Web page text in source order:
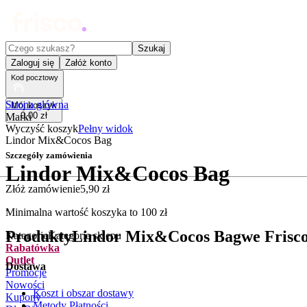
Czego szukasz?
Szukaj
Zaloguj się
Załóż konto
Kod pocztowy
Mój koszyk
0,00 zł
Wyczyść koszykPełny widok
Szczegóły zamówienia
Złóż zamówienie5,90 zł
Minimalna wartość koszyka to 100 zł
KategorieKategorie sklepu
Rabatówka
Outlet
Promocje
Nowości
Kupony
Strona główna
Marki
Lindor Mix&Cocos Bag
Lindor Mix&Cocos Bag
.
ProduktyLindor Mix&Cocos Bagwe
Dostawa
Koszt i obszar dostawy